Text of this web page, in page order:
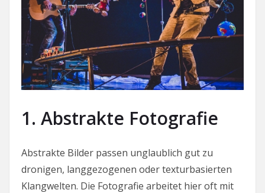
1. Abstrakte Fotografie
Abstrakte Bilder passen unglaublich gut zu
dronigen, langgezogenen oder texturbasierten
Klangwelten. Die Fotografie arbeitet hier oft mit